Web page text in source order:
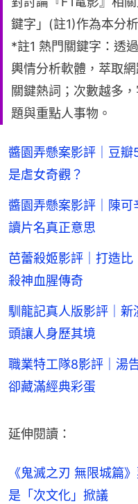
鍵字」(註1)作為本分
*註1 熱門關鍵字：透
輿情分析軟體，萃取
關鍵熱詞；次數越多
題與重點人事物。
醬園弄懸案影評｜豆
是虐女奇觀？
醬園弄懸案影評｜陳
讀片名真正意思
芭蕾殺姬影評｜打造
殺神血腥傳奇
馴龍記真人版影評｜
頭讓人身歷其境
職業特工隊8影評｜湯
卻藏滿經典彩蛋
延伸閱讀：
《鬼滅之刃 無限城篇
是「次文化」掀議